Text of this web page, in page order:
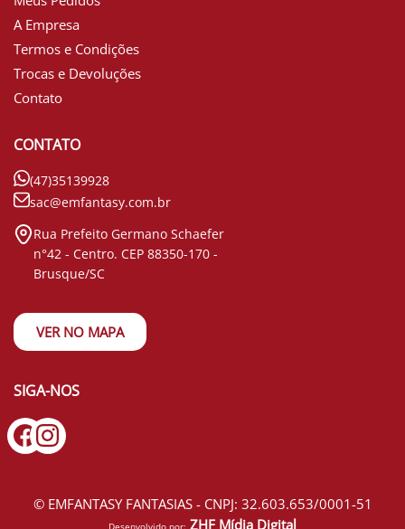
A Empresa
Termos e Condições
Trocas e Devoluções
Contato
CONTATO
(47)35139928
sac@emfantasy.com.br
Rua Prefeito Germano Schaefer
n°42 - Centro. CEP 88350-170 -
Brusque/SC
VER NO MAPA
SIGA-NOS
© EMFANTASY FANTASIAS - CNPJ: 32.603.653/0001-51
ZHF Mídia Digital